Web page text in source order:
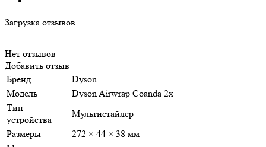
Загрузка отзывов...
Нет отзывов
Добавить отзыв
Бренд
Dyson
Модель
Dyson Airwrap Coanda 2x
Тип
устройства
Мультистайлер
Размеры
272 × 44 × 38 мм